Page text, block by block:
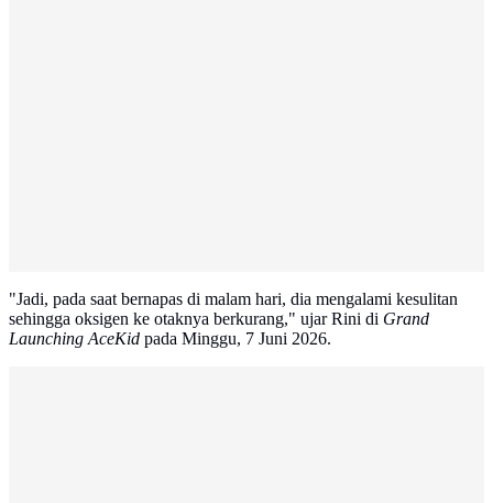
"Jadi, pada saat bernapas di malam hari, dia mengalami kesulitan
sehingga oksigen ke otaknya berkurang," ujar Rini di Grand
Launching AceKid pada Minggu, 7 Juni 2026.